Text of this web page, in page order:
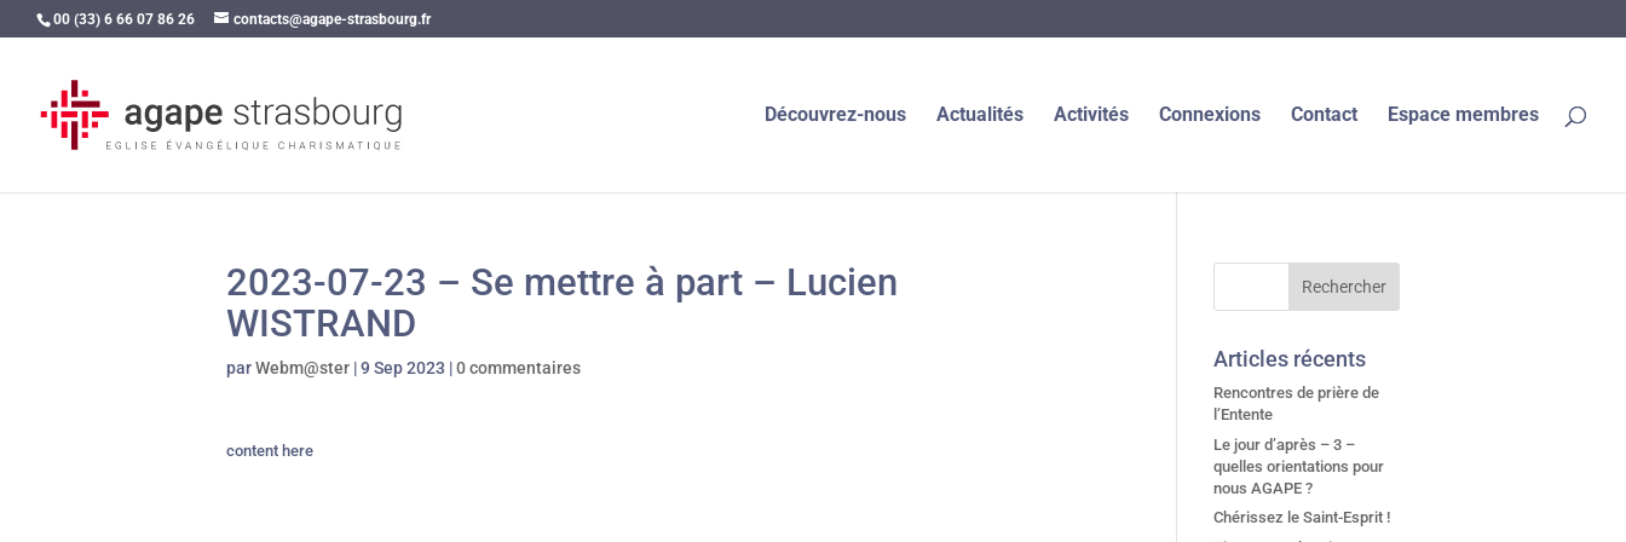
00 (33) 6 66 07 86 26 contacts@agape-strasbourg.fr
Découvrez-nous Actualités Activités Connexions Contact Espace membres
2023-07-23 – Se mettre à part – Lucien
WISTRAND
parWebm@ster |9 Sep 2023 |0 commentaires
content here
Articles récents
Rencontres de prière de
l’Entente
Le jour d’après – 3 –
quelles orientations pour
nous AGAPE ?
Chérissez le Saint-Esprit !